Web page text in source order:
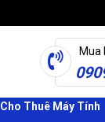
Mua
Cho Thuê Máy Tính